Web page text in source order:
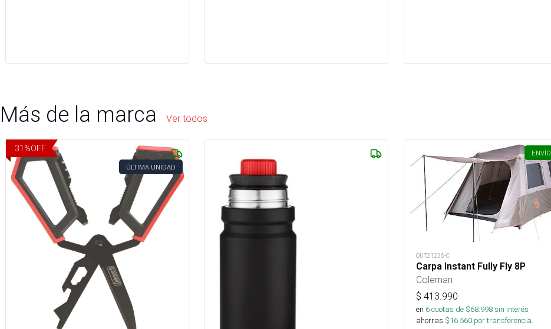
Más de la marca Ver todos
31 %OFF
ÚLTIMA UNIDAD
ENVÍO
OUT21236-C
Carpa Instant Fully Fly 8P
Coleman
$ 413.990
en 6cuotas de $68.998sin interés
ahorras $16.560 por transferencia.